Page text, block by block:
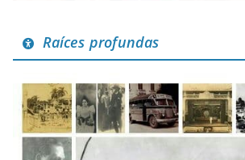
Raíces profundas